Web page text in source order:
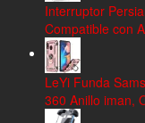
Interruptor
Compatible con
LeYi Funda
360 Anillo iman,